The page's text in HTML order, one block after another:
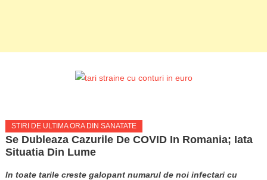
STIRI DE ULTIMA ORA DIN SANATATE
Se Dubleaza Cazurile De COVID In Romania; Iata
Situatia Din Lume
In toate tarile creste galopant numarul de noi infectari cu